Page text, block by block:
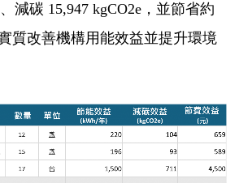
、減碳 15,947 kgCO2e ，並節省約
質改善機構用能效益並提升環境